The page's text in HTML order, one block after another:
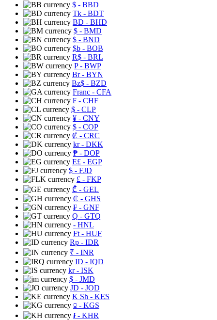
$ - BBD
Tk - BDT
BD - BHD
$ - BMD
$ - BND
$b - BOB
R$ - BRL
P- BWP
Br- BYN
Bz$ - BZD
Franc - CFA
₣ - CHF
$ - CLP
¥ - CNY
$ - COP
₡ - CRC
kr- DKK
₱ - DOP
E£ - EGP
$ - FJD
£ - FKP
₾ - GEL
₵ - GHS
₣ - GNF
Q - GTQ
- HNL
Ft - HUF
Rp - IDR
₹ - INR
ID - IQD
kr- ISK
$ - JMD
JD - JOD
K Sh - KES
⃀ - KGS
៛ - KHR